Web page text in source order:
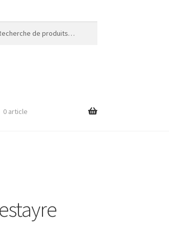
0 article